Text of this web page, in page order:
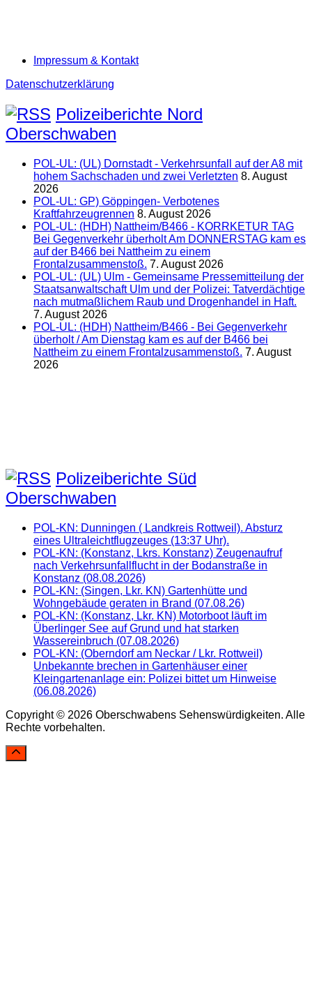
Impressum & Kontakt
Datenschutzerklärung
Polizeiberichte Nord
Oberschwaben
POL-UL: (UL) Dornstadt - Verkehrsunfall auf der A8 mit
hohem Sachschaden und zwei Verletzten 8. August
2026
POL-UL: GP) Göppingen- Verbotenes
Kraftfahrzeugrennen 8. August 2026
POL-UL: (HDH) Nattheim/B466 - KORRKETUR TAG
Bei Gegenverkehr überholt Am DONNERSTAG kam es
auf der B466 bei Nattheim zu einem
Frontalzusammenstoß. 7. August 2026
POL-UL: (UL) Ulm - Gemeinsame Pressemitteilung der
Staatsanwaltschaft Ulm und der Polizei: Tatverdächtige
nach mutmaßlichem Raub und Drogenhandel in Haft.
7. August 2026
POL-UL: (HDH) Nattheim/B466 - Bei Gegenverkehr
überholt / Am Dienstag kam es auf der B466 bei
Nattheim zu einem Frontalzusammenstoß. 7. August
2026
Polizeiberichte Süd
Oberschwaben
POL-KN: Dunningen ( Landkreis Rottweil). Absturz
eines Ultraleichtflugzeuges (13:37 Uhr).
POL-KN: (Konstanz, Lkrs. Konstanz) Zeugenaufruf
nach Verkehrsunfallflucht in der Bodanstraße in
Konstanz (08.08.2026)
POL-KN: (Singen, Lkr. KN) Gartenhütte und
Wohngebäude geraten in Brand (07.08.26)
POL-KN: (Konstanz, Lkr. KN) Motorboot läuft im
Überlinger See auf Grund und hat starken
Wassereinbruch (07.08.2026)
POL-KN: (Oberndorf am Neckar / Lkr. Rottweil)
Unbekannte brechen in Gartenhäuser einer
Kleingartenanlage ein: Polizei bittet um Hinweise
(06.08.2026)
Copyright © 2026 Oberschwabens Sehenswürdigkeiten. Alle
Rechte vorbehalten.